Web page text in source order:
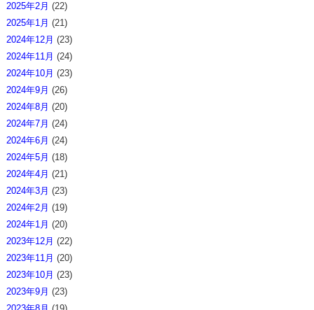
2025年2月 (22)
2025年1月 (21)
2024年12月 (23)
2024年11月 (24)
2024年10月 (23)
2024年9月 (26)
2024年8月 (20)
2024年7月 (24)
2024年6月 (24)
2024年5月 (18)
2024年4月 (21)
2024年3月 (23)
2024年2月 (19)
2024年1月 (20)
2023年12月 (22)
2023年11月 (20)
2023年10月 (23)
2023年9月 (23)